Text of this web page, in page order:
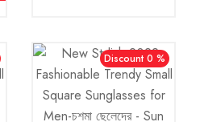
Discount 0 %